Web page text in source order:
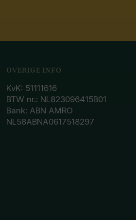
OVERIGE INFO
KvK: 51111616
BTW nr.: NL823096415B01
Bank: ABN AMRO
NL58ABNA0617518297